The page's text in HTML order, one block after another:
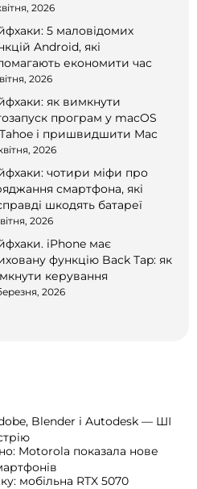
2026
5 маловідомих
Android, які
економити час
2026
як вимкнути
програм у macOS
і пришвидшити Mac
2026
чотири міфи про
смартфона, які
шкодять батареї
2026
iPhone має
функцію Back Tap: як
керування
2026
Blender і Autodesk — ШІ
Motorola показала нове
мобільна RTX 5070